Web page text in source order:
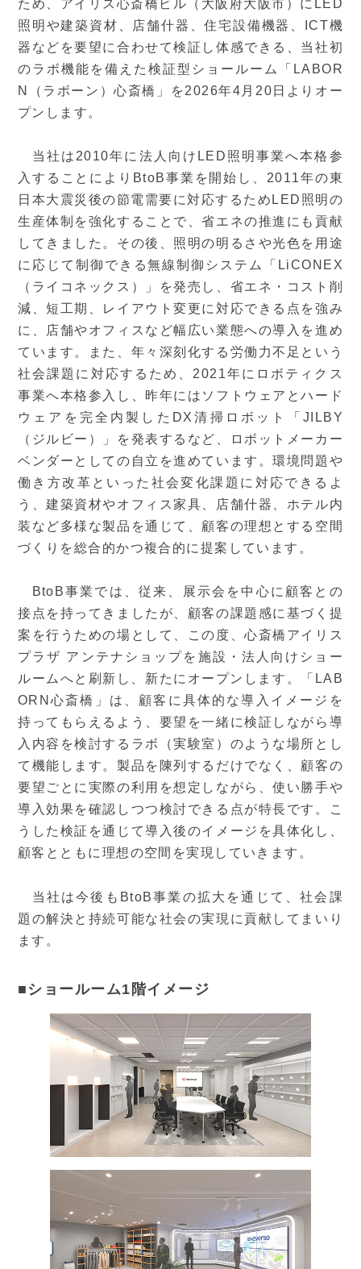
ため、アイリス心斎橋ビル（大阪府大阪市）にLED
照明や建築資材、店舗什器、住宅設備機器、ICT機
器などを要望に合わせて検証し体感できる、当社初
のラボ機能を備えた検証型ショールーム「LABOR
N（ラボーン）心斎橋」を2026年4月20日よりオー
プンします。
当社は2010年に法人向けLED照明事業へ本格参
入することによりBtoB事業を開始し、2011年の東
日本大震災後の節電需要に対応するためLED照明の
生産体制を強化することで、省エネの推進にも貢献
してきました。その後、照明の明るさや光色を用途
に応じて制御できる無線制御システム「LiCONEX
（ライコネックス）」を発売し、省エネ・コスト削
減、短工期、レイアウト変更に対応できる点を強み
に、店舗やオフィスなど幅広い業態への導入を進め
ています。また、年々深刻化する労働力不足という
社会課題に対応するため、2021年にロボティクス
事業へ本格参入し、昨年にはソフトウェアとハード
ウェアを完全内製したDX清掃ロボット「JILBY
（ジルビー）」を発表するなど、ロボットメーカー
ベンダーとしての自立を進めています。環境問題や
働き方改革といった社会変化課題に対応できるよ
う、建築資材やオフィス家具、店舗什器、ホテル内
装など多様な製品を通じて、顧客の理想とする空間
づくりを総合的かつ複合的に提案しています。
BtoB事業では、従来、展示会を中心に顧客との
接点を持ってきましたが、顧客の課題感に基づく提
案を行うための場として、この度、心斎橋アイリス
プラザ アンテナショップを施設・法人向けショー
ルームへと刷新し、新たにオープンします。「LAB
ORN心斎橋」は、顧客に具体的な導入イメージを
持ってもらえるよう、要望を一緒に検証しながら導
入内容を検討するラボ（実験室）のような場所とし
て機能します。製品を陳列するだけでなく、顧客の
要望ごとに実際の利用を想定しながら、使い勝手や
導入効果を確認しつつ検討できる点が特長です。こ
うした検証を通じて導入後のイメージを具体化し、
顧客とともに理想の空間を実現していきます。
当社は今後もBtoB事業の拡大を通じて、社会課
題の解決と持続可能な社会の実現に貢献してまいり
ます。
■ショールーム1階イメージ